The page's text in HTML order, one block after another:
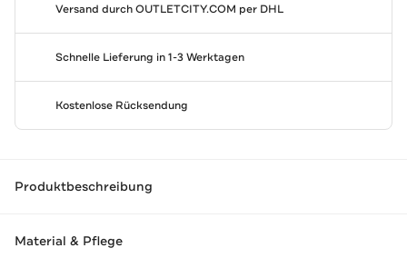
Versand durchOUTLETCITY.COM per DHL
Schnelle Lieferung in 1-3 Werktagen
Kostenlose Rücksendung
Produktbeschreibung
Material & Pflege